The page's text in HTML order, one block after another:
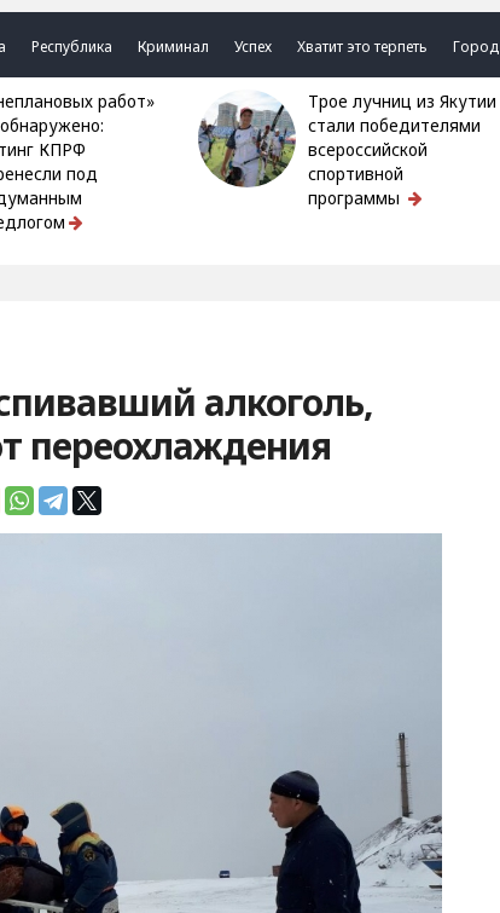
Республика Криминал Успех Хватит это терпеть Город
КПРФ
под
Трое лучниц из Якутии
стали победителями
всероссийской
спортивной
программы
алкоголь,
переохлаждения